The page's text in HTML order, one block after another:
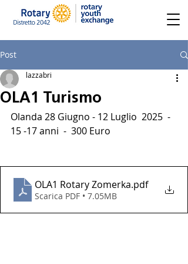
Post
OLA1 Turismo
lazzabri
Olanda 28 Giugno - 12 Luglio  2025  -
15 -17 anni  -  300 Euro
OLA1 Rotary Zomerka.pdf
Scarica PDF • 7.05MB